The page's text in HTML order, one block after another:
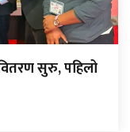
सुरु, पहिलो